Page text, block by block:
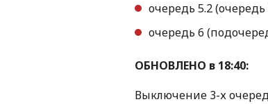
очередь 5.2 (очередь
очередь 6
ОБНОВЛЕНО в 18:40:
Выключение 3-х